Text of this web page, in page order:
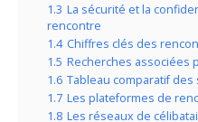
1.3 La sécurité et la
rencontre
1.4 Chiffres clés des
1.5 Recherches associées
1.6 Tableau comparatif
1.7 Les plateformes de
1.8 Les réseaux de